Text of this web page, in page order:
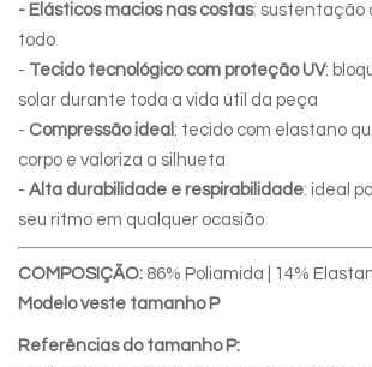
- Elásticos macios nas costas: sustentação
todo
- Tecido tecnológico com proteção UV:
solar durante toda a vida útil da peça
- Compressão ideal : tecido com elastano
corpo e valoriza a silhueta
- Alta durabilidade e respirabilidade: ideal
seu ritmo em qualquer ocasião
COMPOSIÇÃO: 86% Poliamida | 14%
Modelo veste tamanho P
Referências do tamanho P: